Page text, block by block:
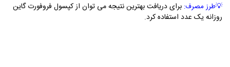
💡طرز مصرف: برای دریافت بهترین نتیجه می توان از کپسول فروفورت گاین
روزانه یک عدد استفاده کرد.